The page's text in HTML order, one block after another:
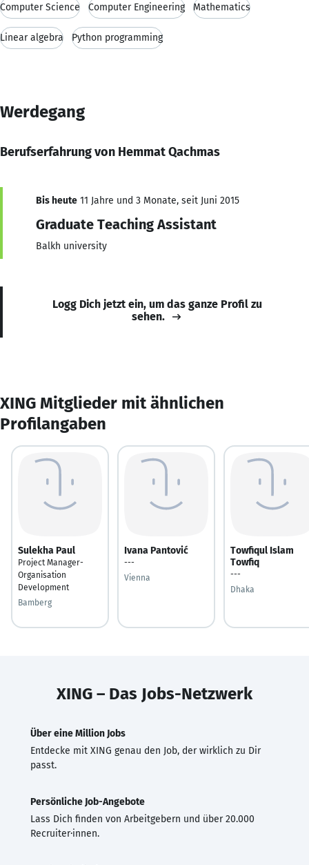
Computer Science Computer Engineering Mathematics
Linear algebra Python programming
Werdegang
Berufserfahrung von Hemmat Qachmas
Bis heute 11 Jahre und 3 Monate, seit Juni 2015
Graduate Teaching Assistant
Balkh university
Logg Dich jetzt ein, um das ganze Profil zu
sehen.
XING Mitglieder mit ähnlichen
Profilangaben
Sulekha Paul
Project Manager-
Organisation
Development
Bamberg
Ivana Pantović
---
Vienna
Towfiqul Islam
Towfiq
---
Dhaka
XING – Das Jobs-Netzwerk
Über eine Million Jobs
Entdecke mit XING genau den Job, der wirklich zu Dir
passt.
Persönliche Job-Angebote
Lass Dich finden von Arbeitgebern und über 20.000
Recruiter·innen.